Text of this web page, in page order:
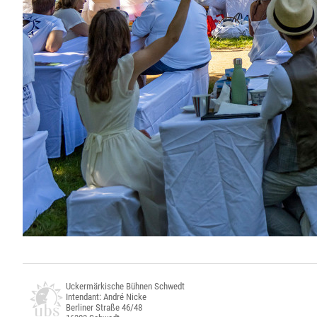
Uckermärkische Bühnen Schwedt
Intendant: André Nicke
Berliner Straße 46/48